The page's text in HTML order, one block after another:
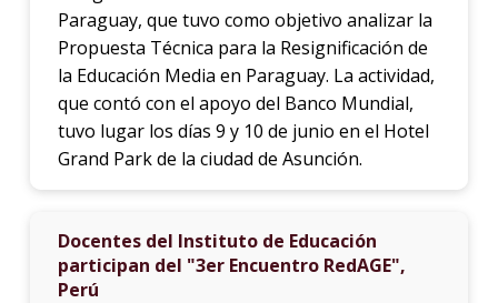
Paraguay, que tuvo como objetivo analizar la
Propuesta Técnica para la Resignificación de
la Educación Media en Paraguay. La actividad,
que contó con el apoyo del Banco Mundial,
tuvo lugar los días 9 y 10 de junio en el Hotel
Grand Park de la ciudad de Asunción.
Docentes del Instituto de Educación
participan del "3er Encuentro RedAGE",
Perú